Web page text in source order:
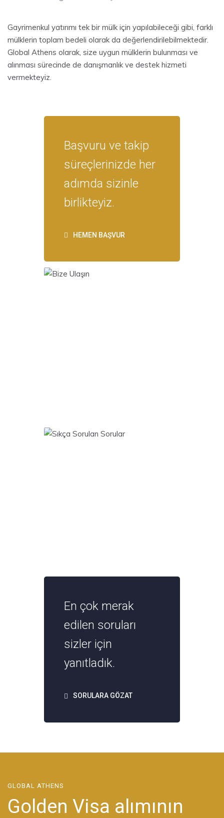
Gayrimenkul yatırımı tek bir mülk için yapılabileceği gibi, farklı
mülklerin toplam bedeli olarak da değerlendirilebilmektedir.
Global Athens olarak, size uygun mülklerin bulunması ve
alınması sürecinde de danışmanlık ve destek hizmeti
vermekteyiz.
Başvuru ve takip
süreçlerinizde her
adımda sizinle
birlikteyiz.
HEMEN BAŞVUR
En çok merak
edilen soruları
sizler için
yanıtladık.
SORULARA GÖZAT
GLOBAL ATHENS
Golden Visa alımının